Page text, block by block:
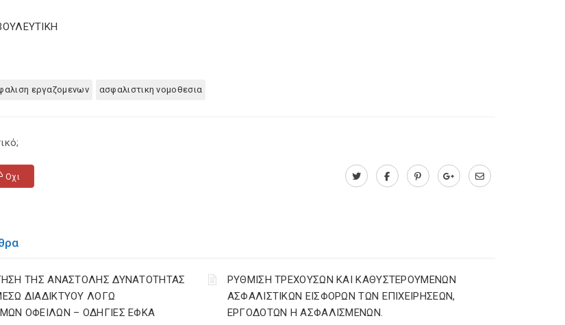
εργαζομενων ασφαλιστικη νομοθεσια
Οχι
ΤΗΣ ΑΝΑΣΤΟΛΗΣ ΔΥΝΑΤΟΤΗΤΑΣ
ΔΙΑΔΙΚΤΥΟΥ ΛΟΓΩ
ΟΦΕΙΛΩΝ – ΟΔΗΓΙΕΣ ΕΦΚΑ
ΡΥΘΜΙΣΗ ΤΡΕΧΟΥΣΩΝ ΚΑΙ ΚΑΘΥΣΤΕΡΟΥΜΕΝΩΝ
ΑΣΦΑΛΙΣΤΙΚΩΝ ΕΙΣΦΟΡΩΝ ΤΩΝ ΕΠΙΧΕΙΡΗΣΕΩΝ,
ΕΡΓΟΔΟΤΩΝ Η ΑΣΦΑΛΙΣΜΕΝΩΝ.